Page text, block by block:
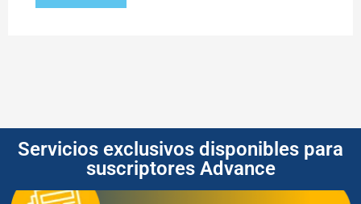
Servicios exclusivos disponibles para
suscriptores Advance